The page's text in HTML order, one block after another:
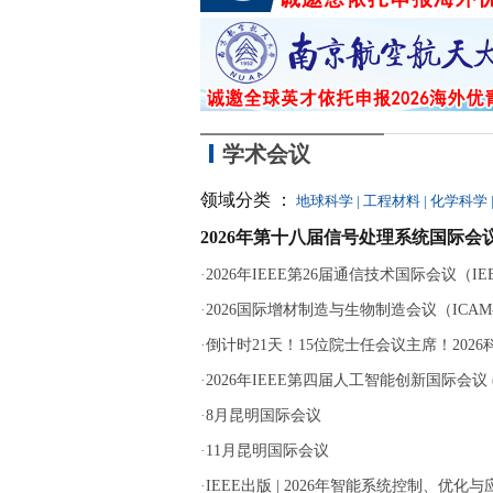
学术会议
领域分类 ： 地球科学 | 工程材料 | 化学科学
2026年第十八届信号处理系统国际会
·2026年IEEE第26届通信技术国际会议（
·2026国际增材制造与生物制造会议（
·倒计时21天！15位院士任会议主席！2026
·2026年IEEE第四届人工智能创新国际会
·8月昆明国际会议
· 11月昆明国际会议
·IEEE出版 | 2026年智能系统控制、优化与